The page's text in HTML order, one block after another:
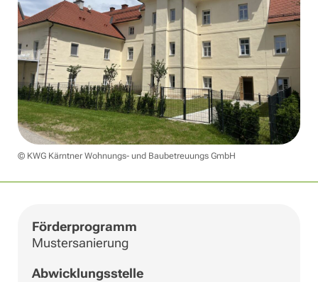
© KWG Kärntner Wohnungs- und Baubetreuungs GmbH
Förderprogramm
Mustersanierung
Abwicklungsstelle